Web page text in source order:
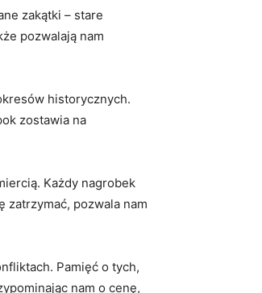
zakątki – stare
pozwalają‌ nam
historycznych.
zostawia​ na
Każdy nagrobek
zatrzymać, pozwala nam
Pamięć‍ o tych,
nam o cenę,